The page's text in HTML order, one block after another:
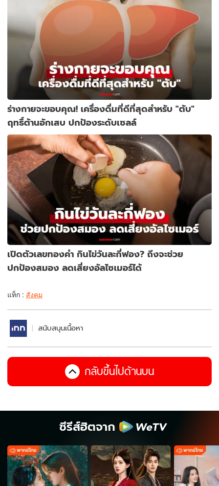
ร่างกายจะขอบคุณ! เครื่องดื่มที่ดีที่สุดสำหรับ "ตับ"
ฤทธิ์ต้านอักเสบ ปกป้องระดับเซลล์
เปิดตัวเลขทองคำ กินไข่วันละกี่ฟอง? ถึงจะช่วย
ปกป้องสมอง ลดเสี่ยงอัลไซเมอร์ได้
แท็ก : สังคม
สนับสนุนเนื้อหา
กลับขึ้นไปด้านบน
ซีรีส์ฮิตจาก